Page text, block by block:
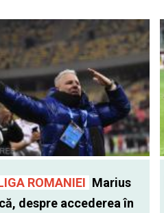
ROMANIEI Marius
despre accederea în